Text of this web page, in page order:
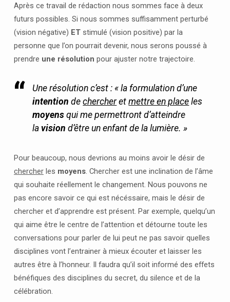
Après ce travail de rédaction nous sommes face à deux
futurs possibles. Si nous sommes suffisamment perturbé
(vision négative) ETstimulé (vision positive) par la
personne que l’on pourrait devenir, nous serons poussé à
prendre une résolution pour ajuster notre trajectoire.
Une résolution c’est : « la formulation d’une
intention dechercheretmettre en place les
moyens qui me permettront d’atteindre
lavisiond’être un enfant de la lumière. »
Pour beaucoup, nous devrions au moins avoir le désir de
chercherles moyens. Chercher est une inclination de l’âme
qui souhaite réellement le changement. Nous pouvons ne
pas encore savoir ce qui est nécéssaire, mais le désir de
chercher et d’apprendre est présent. Par exemple, quelqu’un
qui aime être le centre de l’attention et détourne toute les
conversations pour parler de lui peut ne pas savoir quelles
disciplines vont l’entrainer à mieux écouter et laisser les
autres être à l’honneur. Il faudra qu’il soit informé des effets
bénéfiques des disciplines du secret, du silence et de la
célébration.